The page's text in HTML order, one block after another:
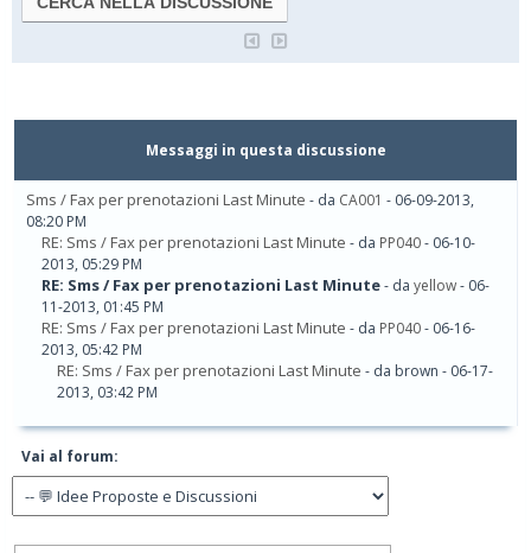
Messaggi in questa discussione
Sms / Fax per prenotazioni Last Minute - da CA001 - 06-09-2013,
08:20 PM
RE: Sms / Fax per prenotazioni Last Minute - da PP040- 06-10-
2013, 05:29 PM
RE: Sms / Fax per prenotazioni Last Minute- da yellow- 06-
11-2013, 01:45 PM
RE: Sms / Fax per prenotazioni Last Minute - da PP040- 06-16-
2013, 05:42 PM
RE: Sms / Fax per prenotazioni Last Minute - da brown - 06-17-
2013, 03:42 PM
Vai al forum: